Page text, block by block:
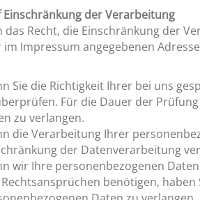
Einschränkung der Verarbeitung
das Recht, die Einschränkung der
Impressum angegebenen
Sie die Richtigkeit Ihrer bei uns
Für die Dauer der
zu verlangen.
die Verarbeitung Ihrer
der Datenverarbeitung
wir Ihre personenbezogenen
benötigen,